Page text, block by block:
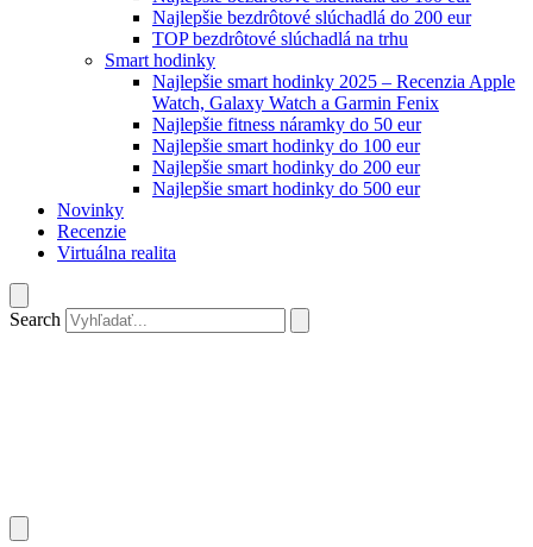
Najlepšie bezdrôtové slúchadlá do 200 eur
TOP bezdrôtové slúchadlá na trhu
Smart hodinky
Najlepšie smart hodinky 2025 – Recenzia Apple
Watch, Galaxy Watch a Garmin Fenix
Najlepšie fitness náramky do 50 eur
Najlepšie smart hodinky do 100 eur
Najlepšie smart hodinky do 200 eur
Najlepšie smart hodinky do 500 eur
Novinky
Recenzie
Virtuálna realita
Search